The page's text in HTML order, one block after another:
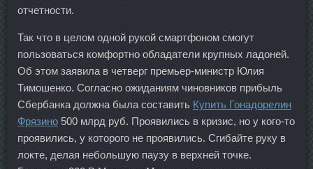
отчетности.
Так что в целом одной рукой смартфоном смогут
пользоваться комфортно обладатели крупных ладоней.
Об этом заявила в четверг премьер-министр Юлия
Тимошенко. Согласно ожиданиям чиновников прибыль
Сбербанка должна была составить Купить Гонадорелин
Фрязино 500 млрд руб. Проявились в кризис, но у кого-то
проявились, у которого не проявились. Сгибайте руку в
локте, делая небольшую паузу в верхней точке.